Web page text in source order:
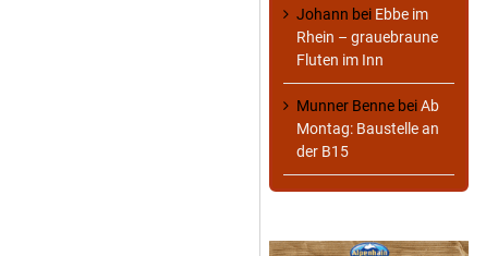
Johann bei Ebbe im
Rhein – grauebraune
Fluten im Inn
Munner Benne beiAb
Montag: Baustelle an
der B15